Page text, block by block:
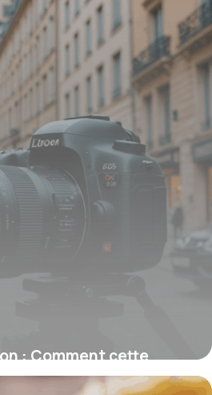
: Comment cette
favorise votre santé